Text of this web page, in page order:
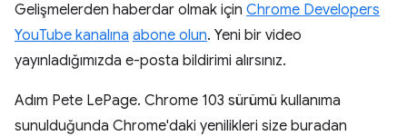
Gelişmelerden haberdar olmak için Chrome Developers
YouTube kanalına abone olun. Yeni bir video
yayınladığımızda e-posta bildirimi alırsınız.
Adım Pete LePage. Chrome 103 sürümü kullanıma
sunulduğunda Chrome'daki yenilikleri size buradan